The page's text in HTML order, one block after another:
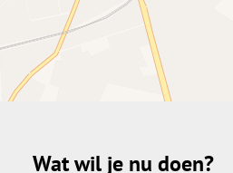
Wat wil je nu doen?